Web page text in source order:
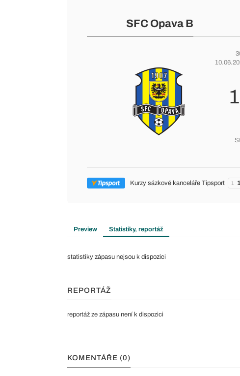
SFC Opava B
Kurzy sázkové kanceláře Tipsport 1
Preview Statistiky, reportáž
statistiky zápasu nejsou k dispozici
REPORTÁŽ
reportáž ze zápasu není k dispozici
KOMENTÁŘE (0)